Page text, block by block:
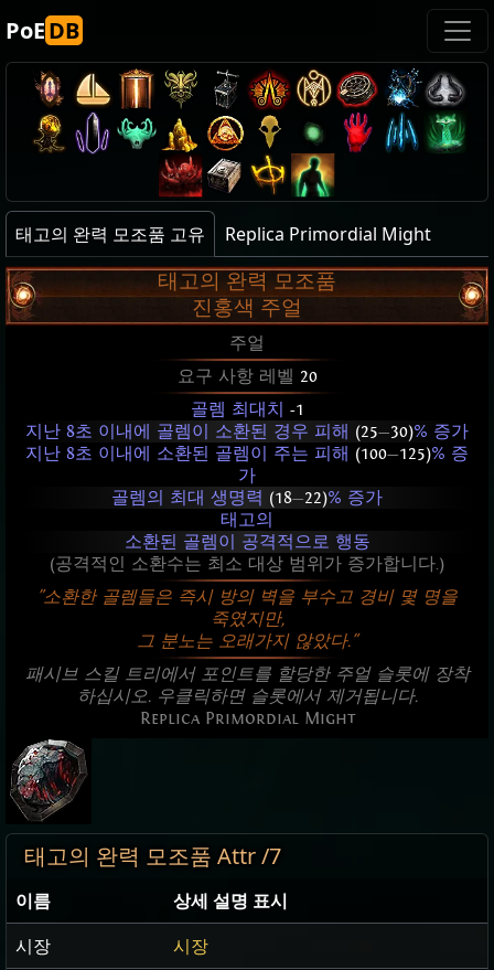
PoEDB
태고의 완력 모조품 고유
Replica Primordial Might
태고의 완력 모조품
진홍색 주얼
주얼
요구 사항 레벨 20
골렘 최대치 -1
지난 8초 이내에 골렘이 소환된 경우 피해 (25—30)% 증가
지난 8초 이내에 소환된 골렘이 주는 피해 (100—125)% 증
가
골렘의 최대 생명력 (18—22)% 증가
태고의
소환된 골렘이 공격적으로 행동
(공격적인 소환수는 최소 대상 범위가 증가합니다.)
"소환한 골렘들은 즉시 방의 벽을 부수고 경비 몇 명을
죽였지만,
그 분노는 오래가지 않았다."
패시브 스킬 트리에서 포인트를 할당한 주얼 슬롯에 장착
하십시오. 우클릭하면 슬롯에서 제거됩니다.
Replica Primordial Might
태고의 완력 모조품 Attr /7
이름
상세 설명 표시
시장
시장